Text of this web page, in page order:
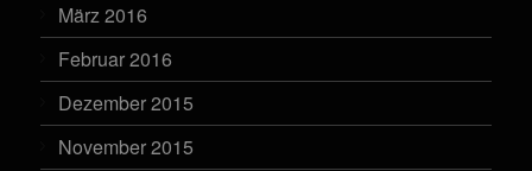
März 2016
Februar 2016
Dezember 2015
November 2015